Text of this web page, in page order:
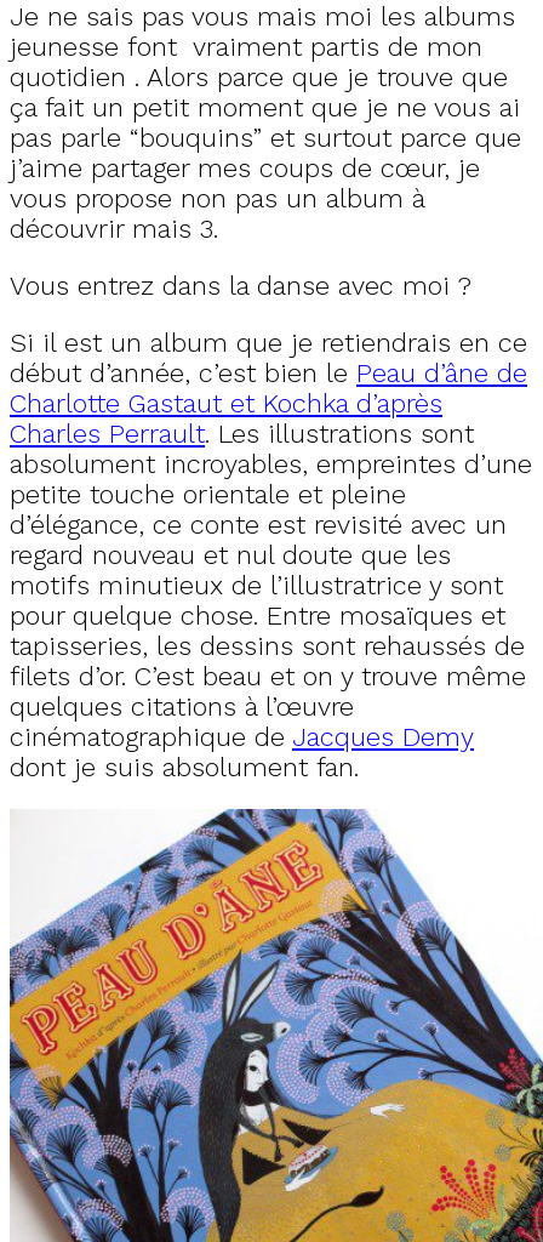
Je ne sais pas vous mais moi les albums
jeunesse font vraiment partis de mon
quotidien . Alors parce que je trouve que
ça fait un petit moment que je ne vous ai
pas parle “bouquins” et surtout parce que
j’aime partager mes coups de cœur, je
vous propose non pas un album à
découvrir mais 3.
Vous entrez dans la danse avec moi ?
Si il est un album que je retiendrais en ce
début d’année, c’est bien le Peau d’âne de
Charlotte Gastaut et Kochka d’après
Charles Perrault. Les illustrations sont
absolument incroyables, empreintes d’une
petite touche orientale et pleine
d’élégance, ce conte est revisité avec un
regard nouveau et nul doute que les
motifs minutieux de l’illustratrice y sont
pour quelque chose. Entre mosaïques et
tapisseries, les dessins sont rehaussés de
filets d’or. C’est beau et on y trouve même
quelques citations à l’œuvre
cinématographique de Jacques Demy
dont je suis absolument fan.